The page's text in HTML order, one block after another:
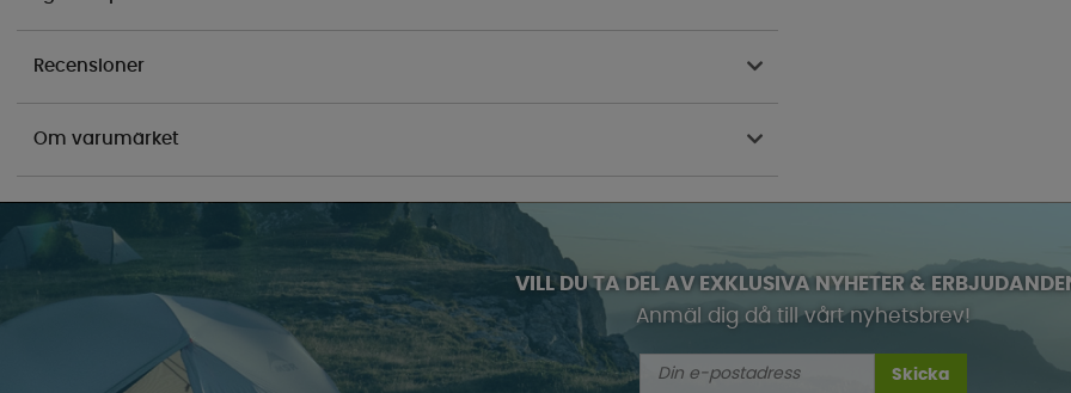
Recensioner
Om varumärket
VILL DU TA DEL AV EXKLUSIVA NYHETER &
Anmäl dig då till vårt nyhetsbrev!
Skicka